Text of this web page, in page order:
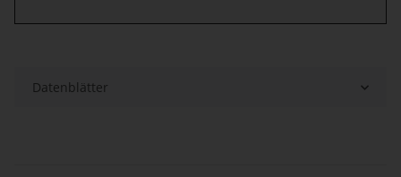
Datenblätter